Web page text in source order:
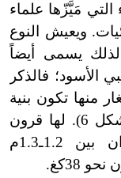
مَيَّزّها علماء
ويعيش النوع
لذلك يسمى أيضاً
الأسود؛ فالذكر
منها تكون بنية
اللون، أما البطن فهو أبيض دائماً(الشكل 6). لها قرون
بين 1.2ـ1.3م